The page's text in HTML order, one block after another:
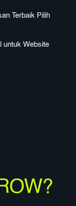
Terbaik Pilih
untuk Website